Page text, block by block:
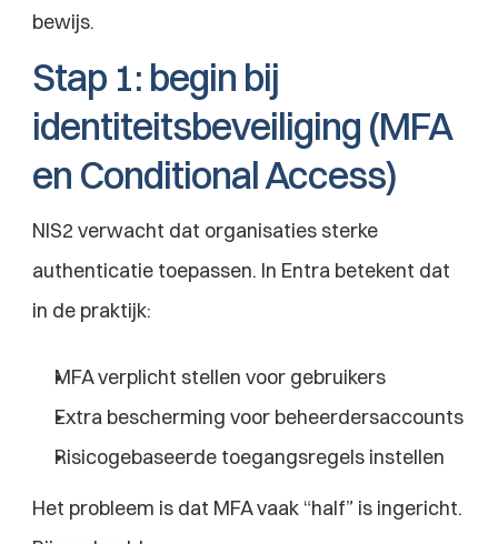
bewijs.
Stap 1: begin bij
identiteitsbeveiliging (MFA
en Conditional Access)
NIS2 verwacht dat organisaties sterke
authenticatie toepassen. In Entra betekent dat
in de praktijk:
MFA verplicht stellen voor gebruikers
Extra bescherming voor beheerdersaccounts
Risicogebaseerde toegangsregels instellen
Het probleem is dat MFA vaak “half” is ingericht.